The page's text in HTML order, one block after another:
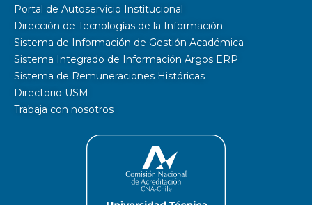
Portal de Autoservicio Institucional
Dirección de Tecnologías de la Información
Sistema de Información de Gestión Académica
Sistema Integrado de Información Argos ERP
Sistema de Remuneraciones Históricas
Directorio USM
Trabaja con nosotros